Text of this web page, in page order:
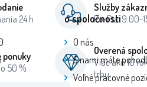
24 h
Služby
Po-Pia: 9:00-
ponuky
50 %
Overená
Viac ako 10
trhu
o spoločnosti
O nás
S nami máte
Voľné pracovné